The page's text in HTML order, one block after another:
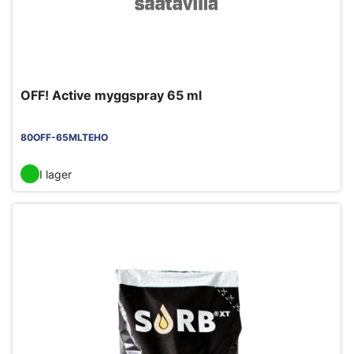
OFF! Active myggspray 65 ml
80OFF-65MLTEHO
I lager